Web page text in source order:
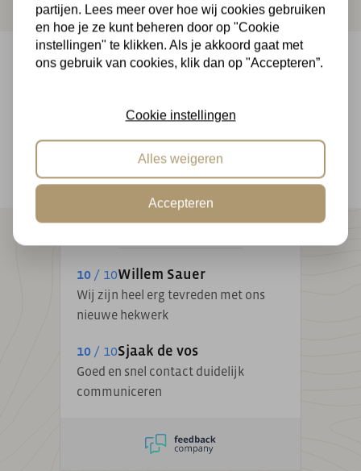
Betaal veilig in termijnen en geniet van 14 dagen
|
10 / 10Willem Sauer
Wij zijn heel erg tevreden met ons
nieuwe hekwerk
10 / 10Sjaak de vos
Goed en snel contact duidelijk
communiceren
partijen. Lees meer over hoe wij cookies gebruiken
en hoe je ze kunt beheren door op "Cookie
instellingen" te klikken. Als je akkoord gaat met
ons gebruik van cookies, klik dan op "Accepteren”.
Cookie instellingen
Alles weigeren
Accepteren